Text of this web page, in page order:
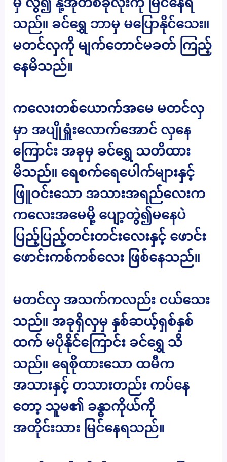
သည်။ ခင်ရွှေ ဘာမှ မပြောနိုင်သေး။
မတင်လှကို မျက်တောင်မခတ် ကြည့်
နေမိသည်။
ကလေးတစ်ယောက်အမေ မတင်လှ
မှာ အပျိုရှူံးလောက်အောင် လှနေ
ကြောင်း အခုမှ ခင်ရွှေ သတိထား
မိသည်။ ရေစက်ရေပေါက်များနှင့်
ဖြူဝင်းသော အသားအရည်လေးက
ကလေးအမေမို့ ပျော့တွဲ၍မနေပဲ
ပြည့်ပြည့်တင်းတင်းလေးနှင့် ဖောင်း
ဖောင်းကစ်ကစ်လေး ဖြစ်နေသည်။
မတင်လှ အသက်ကလည်း ငယ်သေး
သည်။ အခုရှိလှမှ နှစ်ဆယ့်ရှစ်နှစ်
ထက် မပိုနိုင်ကြောင်း ခင်ရွှေ သိ
သည်။ ရေစိုထားသော ထမီက
အသားနှင့် တသားတည်း ကပ်နေ
တော့ သူမ၏ ခန္ဓာကိုယ်ကို
အတိုင်းသား မြင်နေရသည်။